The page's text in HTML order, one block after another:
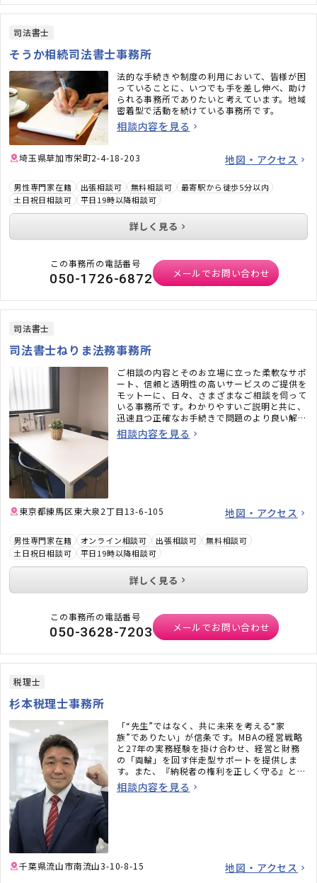
司法書士
そうか相続司法書士事務所
法的な手続きや制度の利用において、皆様が困
っていることに、いつでも手を差し伸べ、助け
られる事務所でありたいと考えています。地域
密着型で活動を続けている事務所です。
相談内容を見る
埼玉県草加市栄町2-4-18-203 地図・アクセス
男性専門家在籍 出張相談可 無料相談可
最寄駅から徒歩5分以内
土日祝日相談可
平日19時以降相談可
詳しく見る
この事務所の電話番号
050-1726-6872 メールでお問い合わせ
司法書士
司法書士ねりま法務事務所
ご相談の内容とそのお立場に立った柔軟なサポ
ート、信頼と透明性の高いサービスのご提供を
モットーに、日々、さまざまなご相談を伺って
いる事務所です。わかりやすいご説明と共に、
迅速且つ正確なお手続きで問題のより良い解決
を目指します。
相談内容を見る
東京都練馬区東大泉2丁目13-6-105 地図・アクセス
男性専門家在籍 オンライン相談可 出張相談可
無料相談可
土日祝日相談可
平日19時以降相談可
詳しく見る
この事務所の電話番号
050-3628-7203 メールでお問い合わせ
税理士
杉本税理士事務所
「“先生”ではなく、共に未来を考える“家
族”でありたい」が信条です。MBAの経営戦略
と27年の実務経験を掛け合わせ、経営と財務
の「両輪」を回す伴走型サポートを提供しま
す。また、『納税者の権利を正しく守る』とい
う強い信念のもと、不安にさせない頼れるパー
トナーとして全力でサポートいたします。
相談内容を見る
千葉県流山市南流山3-10-8-15 地図・アクセス